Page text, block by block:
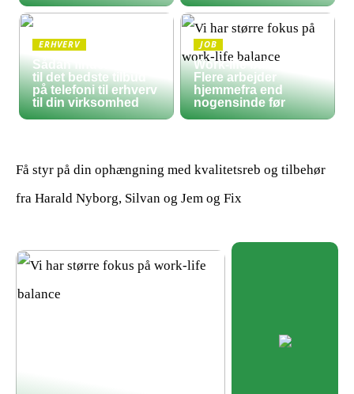
ERHVERV
Sådan finder du frem
til det bedste tilbud
på telefoni til erhverv
til din virksomhed
JOB
Work-life balance:
Flere arbejder
hjemmefra end
nogensinde før
Få styr på din ophængning med kvalitetsreb og tilbehør
fra Harald Nyborg, Silvan og Jem og Fix